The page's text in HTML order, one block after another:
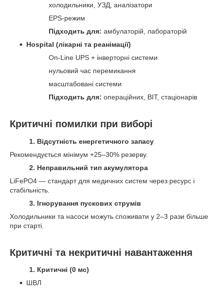
холодильники, УЗД, аналізатори
EPS-режим
Підходить для: амбулаторій, лабораторій
Hospital (лікарні та реанімації)
On-Line UPS + інверторні системи
нульовий час перемикання
масштабовані системи
Підходить для: операційних, ВІТ, стаціонарів
Критичні помилки при виборі
1. Відсутність енергетичного запасу
Рекомендується мінімум +25–30% резерву.
2. Неправильний тип акумулятора
LiFePO4 — стандарт для медичних систем через ресурс і
стабільність.
3. Ігнорування пускових струмів
Холодильники та насоси можуть споживати у 2–3 рази більше
при старті.
Критичні та некритичні навантаження
1. Критичні (0 мс)
ШВЛ